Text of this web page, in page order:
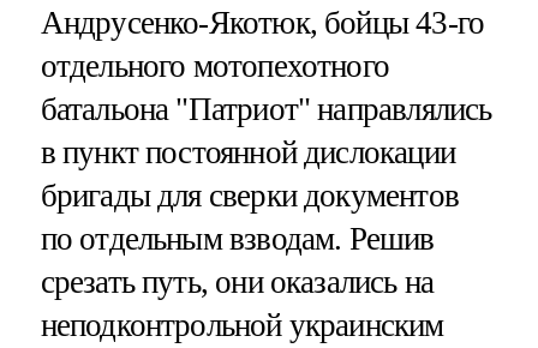
Андрусенко-Якотюк, бойцы 43-го
отдельного мотопехотного
батальона "Патриот" направлялись
в пункт постоянной дислокации
бригады для сверки документов
по отдельным взводам. Решив
срезать путь, они оказались на
неподконтрольной украинским